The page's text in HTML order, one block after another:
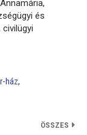
és
ház
ÖSSZES